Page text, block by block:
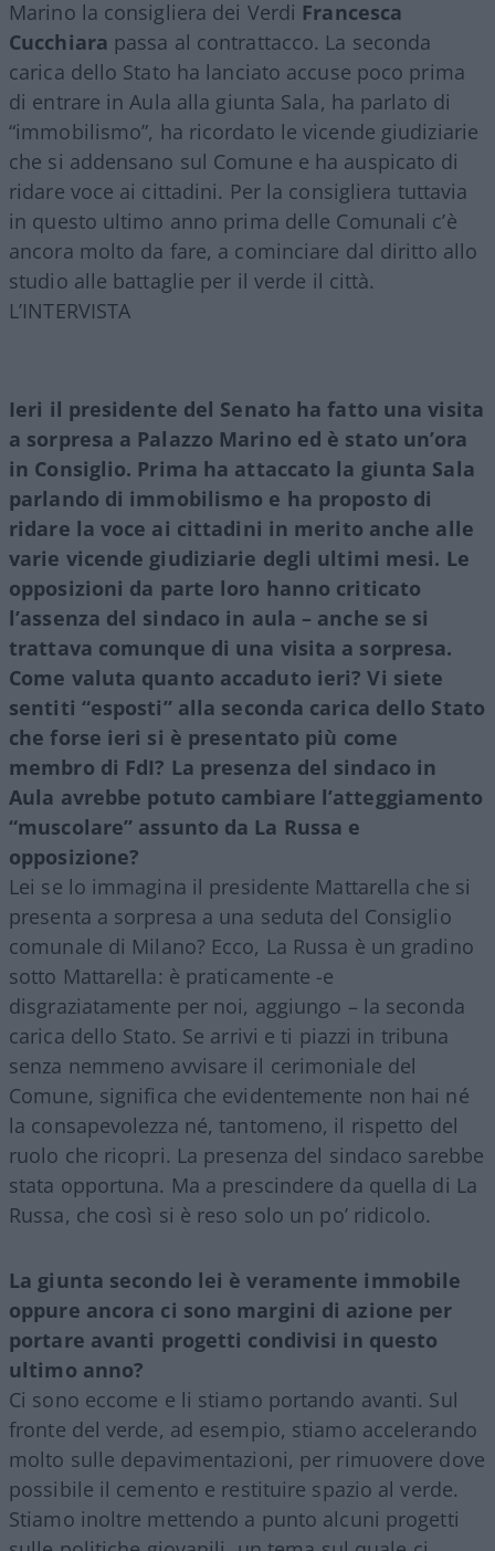
Marino la consigliera dei Verdi Francesca
Cucchiara passa al contrattacco. La seconda
carica dello Stato ha lanciato accuse poco prima
di entrare in Aula alla giunta Sala, ha parlato di
“immobilismo”, ha ricordato le vicende giudiziarie
che si addensano sul Comune e ha auspicato di
ridare voce ai cittadini. Per la consigliera tuttavia
in questo ultimo anno prima delle Comunali c’è
ancora molto da fare, a cominciare dal diritto allo
studio alle battaglie per il verde il città.
L’INTERVISTA
Ieri il presidente del Senato ha fatto una visita
a sorpresa a Palazzo Marino ed è stato un’ora
in Consiglio. Prima ha attaccato la giunta Sala
parlando di immobilismo e ha proposto di
ridare la voce ai cittadini in merito anche alle
varie vicende giudiziarie degli ultimi mesi. Le
opposizioni da parte loro hanno criticato
l’assenza del sindaco in aula – anche se si
trattava comunque di una visita a sorpresa.
Come valuta quanto accaduto ieri? Vi siete
sentiti “esposti” alla seconda carica dello Stato
che forse ieri si è presentato più come
membro di FdI? La presenza del sindaco in
Aula avrebbe potuto cambiare l’atteggiamento
“muscolare” assunto da La Russa e
opposizione?
Lei se lo immagina il presidente Mattarella che si
presenta a sorpresa a una seduta del Consiglio
comunale di Milano? Ecco, La Russa è un gradino
sotto Mattarella: è praticamente -e
disgraziatamente per noi, aggiungo – la seconda
carica dello Stato. Se arrivi e ti piazzi in tribuna
senza nemmeno avvisare il cerimoniale del
Comune, significa che evidentemente non hai né
la consapevolezza né, tantomeno, il rispetto del
ruolo che ricopri. La presenza del sindaco sarebbe
stata opportuna. Ma a prescindere da quella di La
Russa, che così si è reso solo un po’ ridicolo.
La giunta secondo lei è veramente immobile
oppure ancora ci sono margini di azione per
portare avanti progetti condivisi in questo
ultimo anno?
Ci sono eccome e li stiamo portando avanti. Sul
fronte del verde, ad esempio, stiamo accelerando
molto sulle depavimentazioni, per rimuovere dove
possibile il cemento e restituire spazio al verde.
Stiamo inoltre mettendo a punto alcuni progetti